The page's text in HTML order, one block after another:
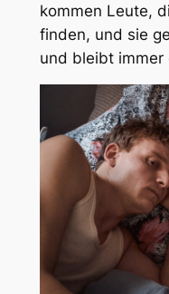
kommen Leute,
finden, und sie
und bleibt immer